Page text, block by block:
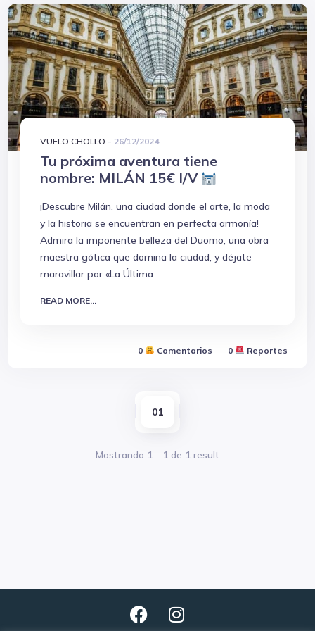
VUELO CHOLLO - 26/12/2024
Tu próxima aventura tiene
nombre: MILÁN 15€ I/V
¡Descubre Milán, una ciudad donde el arte, la moda
y la historia se encuentran en perfecta armonía!
Admira la imponente belleza del Duomo, una obra
maestra gótica que domina la ciudad, y déjate
maravillar por «La Última...
READ MORE...
0 Comentarios 0 Reportes
01
Mostrando 1 - 1 de 1 result